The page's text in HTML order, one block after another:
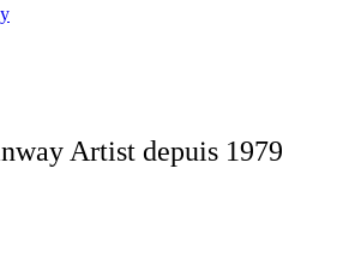
Artist depuis 1979